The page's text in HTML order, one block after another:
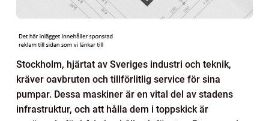
Stockholm, hjärtat av Sveriges industri och teknik,
kräver oavbruten och tillförlitlig service för sina
pumpar. Dessa maskiner är en vital del av stadens
infrastruktur, och att hålla dem i toppskick är